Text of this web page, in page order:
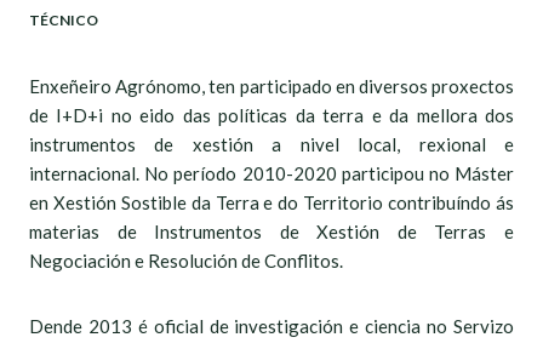
TÉCNICO
Enxeñeiro Agrónomo, ten participado en diversos proxectos
de I+D+i no eido das políticas da terra e da mellora dos
instrumentos de xestión a nivel local, rexional e
internacional. No período 2010-2020 participou no Máster
en Xestión Sostible da Terra e do Territorio contribuíndo ás
materias de Instrumentos de Xestión de Terras e
Negociación e Resolución de Conflitos.
Dende 2013 é oficial de investigación e ciencia no Servizo